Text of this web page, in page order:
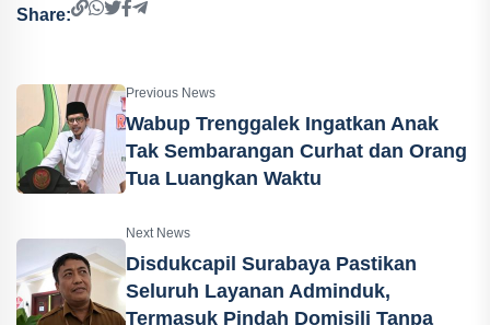
Share:
Previous News
Wabup Trenggalek Ingatkan Anak
Tak Sembarangan Curhat dan Orang
Tua Luangkan Waktu
Next News
Disdukcapil Surabaya Pastikan
Seluruh Layanan Adminduk,
Termasuk Pindah Domisili Tanpa